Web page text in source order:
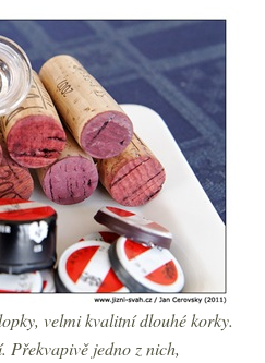
velmi kvalitní dlouhé korky.
Překvapivě jedno z nich,